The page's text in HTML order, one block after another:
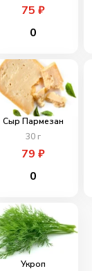
75 ₽
0
Сыр Пармезан
30г
79 ₽
0
Укроп